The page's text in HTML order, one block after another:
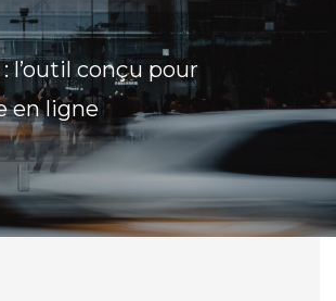
l’outil conçu pour
en ligne